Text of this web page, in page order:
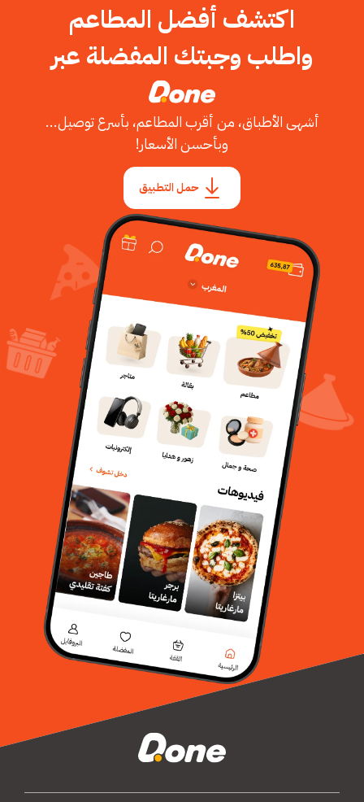
اكتشف أفضل المطاعم
واطلب وجبتك المفضلة عبر
أشهى الأطباق، من أقرب المطاعم، بأسرع توصيل...
وبأحسن الأسعار!
حمل التطبيق